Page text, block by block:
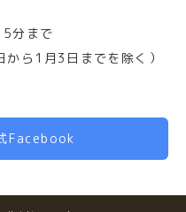
分まで
ら1月3日までを除く）
Facebook